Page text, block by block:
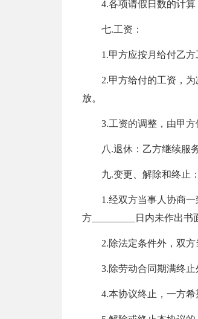
4.各项请假日数的计算
七.工资：
1.甲方应按月给付乙方
2.甲方给付的工资，
放。
3.工资的调整，由甲方
八.退休：乙方继续服
九.变更、解除和终止：
1.经双方当事人协商
方_________日内未作出书
2.除法定条件外，双
3.除劳动合同期满终
4.本协议终止，一方希